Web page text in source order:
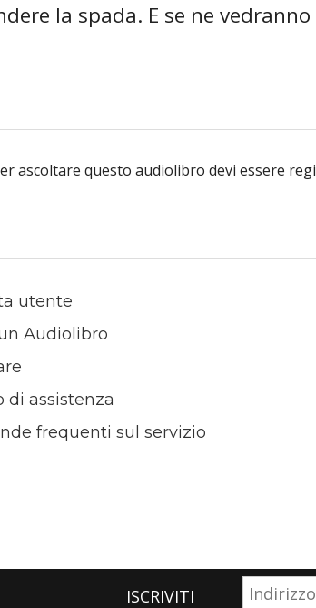
la spada. E se ne
ascoltare questo audiolibro devi essere
utente
un Audiolibro
di assistenza
frequenti sul servizio
ISCRIVITI